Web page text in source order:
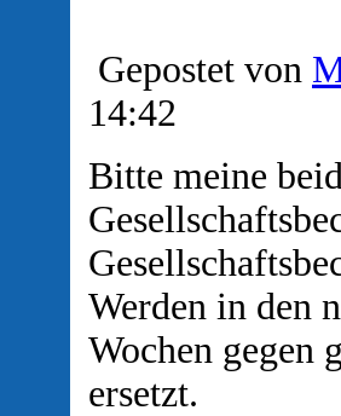
Gepostet von
14:42
Bitte meine
Werden in den
Wochen gegen
ersetzt.